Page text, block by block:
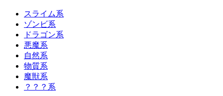
スライム系
ゾンビ系
ドラゴン系
悪魔系
自然系
物質系
魔獣系
？？？系